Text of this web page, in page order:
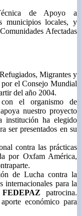
de Apoyo a
municipios locales, y
Afectadas
Migrantes y
por el Consejo Mundial
del año 2004.
el organismo de
nuestro proyecto
institución ha elegido
ser presentados en su
contra las prácticas
por Oxfam América,
de Lucha contra la
internacionales para la
FEDEPAZ patrocina.
económico para